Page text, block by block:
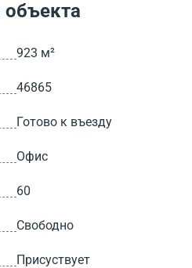
объекта
923 м²
46865
Готово к въезду
Офис
60
Свободно
Присуствует